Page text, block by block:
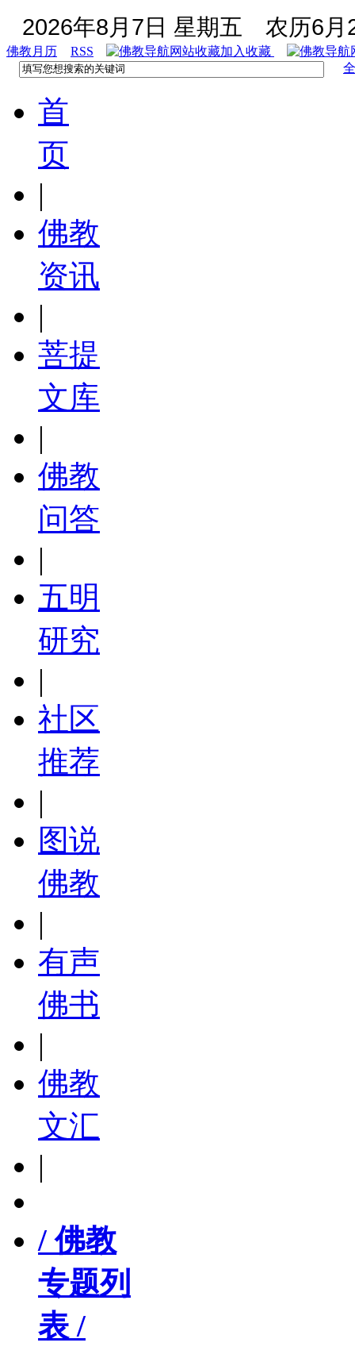
2026年8月7日 星期五 农历6月
佛教月历 RSS
加入收藏
首
页
|
佛教
资讯
|
菩提
文库
|
佛教
问答
|
五明
研究
|
社区
推荐
|
图说
佛教
|
有声
佛书
|
佛教
文汇
|
/ 佛教
专题列
表 /